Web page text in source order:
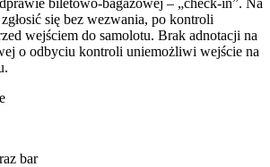
biletowo-bagażowej – „check-in”. Na
się bez wezwania, po kontroli
wejściem do samolotu. Brak adnotacji na
o odbyciu kontroli uniemożliwi wejście na
bar